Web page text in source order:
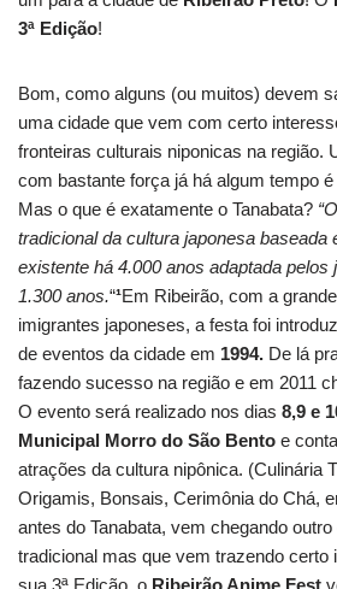
3ª Edição!
Bom, como alguns (ou muitos) devem
uma cidade que vem com certo
fronteiras culturais niponicas na região.
com bastante força já há algum tempo é
Mas o que é exatamente o Tanabata?
tradicional da cultura japonesa baseada
existente há 4.000 anos adaptada pelos
1.300 anos.“¹Em Ribeirão, com a
imigrantes japoneses, a festa foi
de eventos da cidade em 1994. De lá
fazendo sucesso na região e em 2011
O evento será realizado nos dias 8,9 e
Municipal Morro do São Bento e
atrações da cultura nipônica. (Culinária
Origamis, Bonsais, Cerimônia do Chá,
antes do Tanabata, vem chegando
tradicional mas que vem trazendo certo